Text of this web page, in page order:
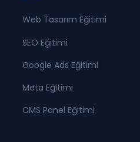
Web Tasarım Eğitimi
SEO Eğitimi
Google Ads Eğitimi
Meta Eğitimi
CMS Panel Eğitimi